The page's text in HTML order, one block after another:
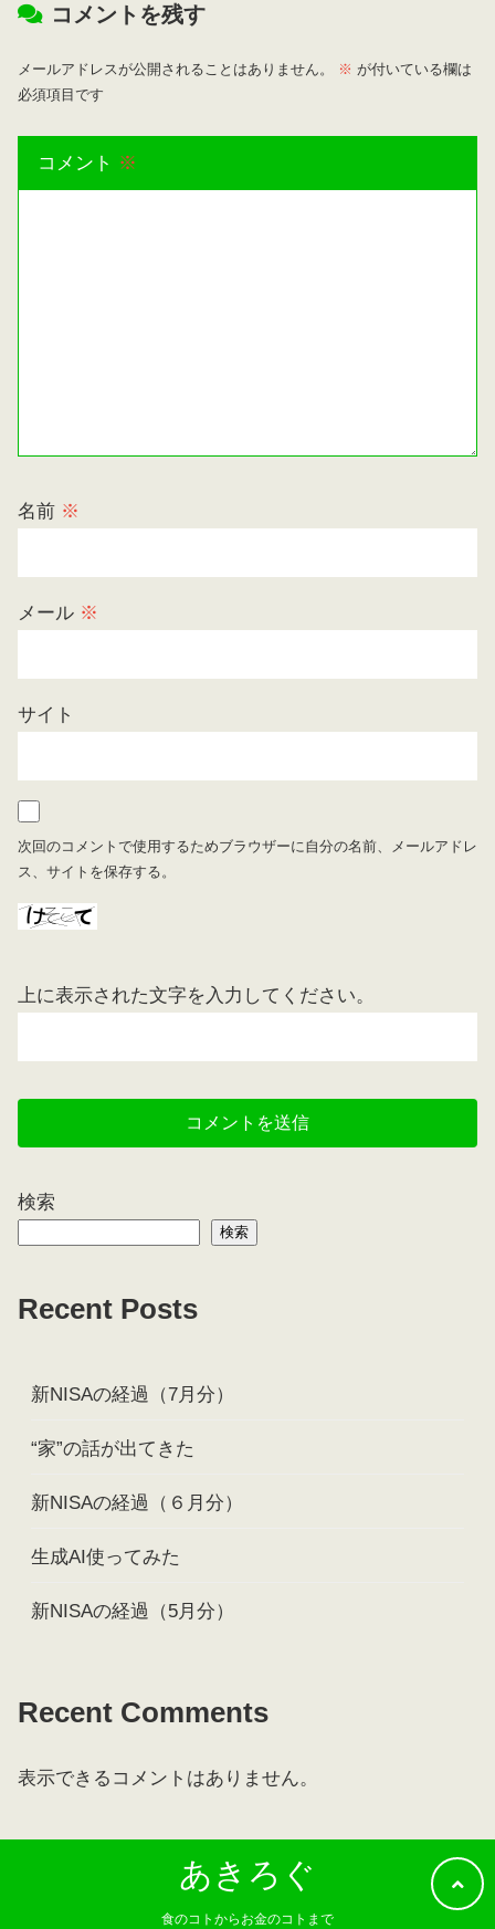
コメントを残す
メールアドレスが公開されることはありません。 ※ が付いている欄は
必須項目です
コメント ※
名前 ※
メール ※
サイト
次回のコメントで使用するためブラウザーに自分の名前、メールアドレ
ス、サイトを保存する。
上に表示された文字を入力してください。
検索
検索
Recent Posts
新NISAの経過（7月分）
“家”の話が出てきた
新NISAの経過（６月分）
生成AI使ってみた
新NISAの経過（5月分）
Recent Comments
表示できるコメントはありません。
あきろぐ
食のコトからお金のコトまで